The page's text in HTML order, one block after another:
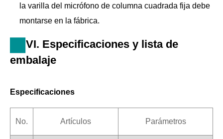
la varilla del micrófono de columna cuadrada fija debe
montarse en la fábrica.
VI. Especificaciones y lista de
embalaje
Especificaciones
No. Artículos Parámetros